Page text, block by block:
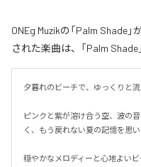
ONEg Muzikの「Palm Shade
された楽曲は、「Palm Shade
夕暮れのビーチで、ゆっくりと
ピンクと紫が溶け合う空、波の
く、もう戻れない夏の記憶を思
穏やかなメロディーと心地よい